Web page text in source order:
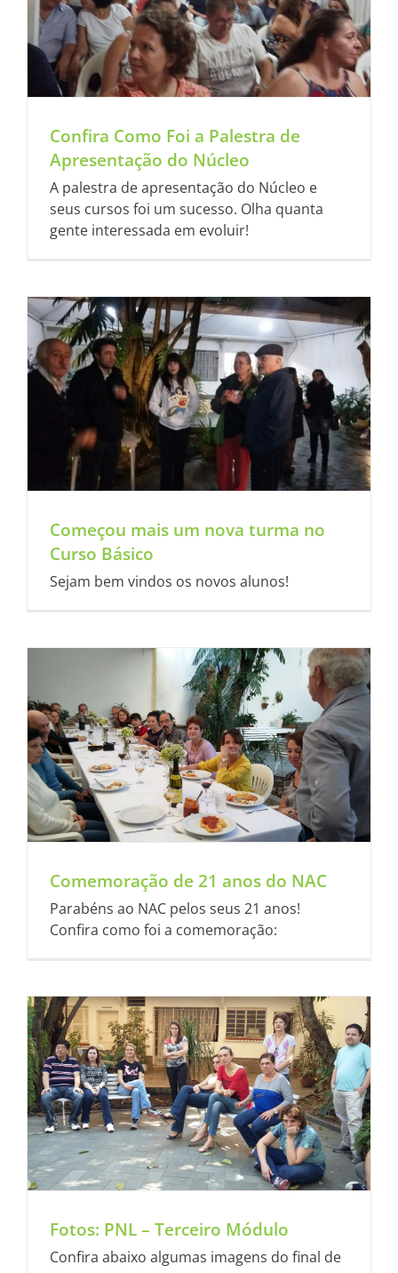
Confira Como Foi a Palestra de
Apresentação do Núcleo
A palestra de apresentação do Núcleo e
seus cursos foi um sucesso. Olha quanta
gente interessada em evoluir!
Começou mais um nova turma no
Curso Básico
Sejam bem vindos os novos alunos!
Comemoração de 21 anos do NAC
Parabéns ao NAC pelos seus 21 anos!
Confira como foi a comemoração:
Fotos: PNL – Terceiro Módulo
Confira abaixo algumas imagens do final de